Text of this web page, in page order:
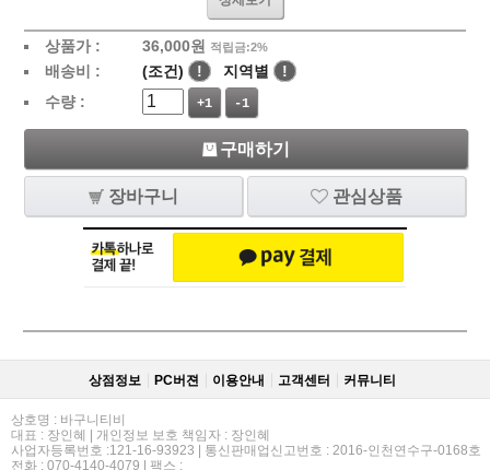
상품가 : 36,000원 적립금:2%
배송비 : (조건) ! 지역별
!
수량 :
+1 -1
구매하기
장바구니 관심상품
상점정보 PC버젼 이용안내 고객센터 커뮤니티
상호명 : 바구니티비
대표 : 장인혜 | 개인정보 보호 책임자 : 장인혜
사업자등록번호 :121-16-93923 | 통신판매업신고번호 : 2016-인천연수구-0168호
전화 : 070-4140-4079 | 팩스 :